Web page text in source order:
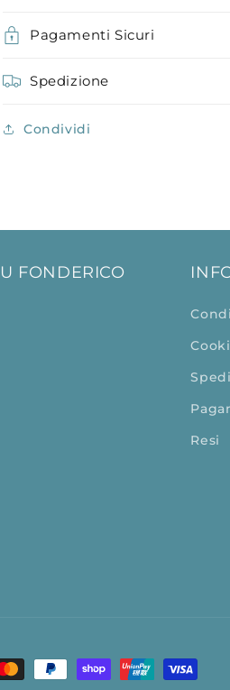
Pagamenti Sicuri
Spedizione
Condividi
FONDERICO
Resi